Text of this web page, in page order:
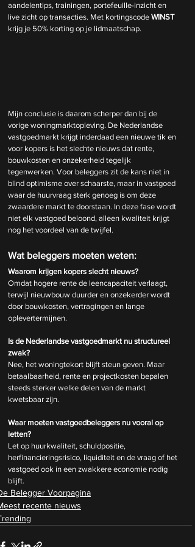
aandelentips, trainingen, portefeuille-inzicht en
live zicht op transacties. Met kortingscode WINST
krijg je 50% korting op je lidmaatschap.
Mijn conclusie is daarom scherper dan bij de
vorige woningmarktopleving. De Nederlandse
vastgoedmarkt krijgt inderdaad een nieuwe tik en
voor kopers is het slechte nieuws dat rente,
bouwkosten en onzekerheid tegelijk
tegenwerken. Voor beleggers zit de kans niet in
blind optimisme over schaarste, maar in vastgoed
waar de huurvraag sterk genoeg is om deze
zwaardere markt te doorstaan. In deze fase wordt
niet elk vastgoed beloond, alleen kwaliteit krijgt
nog het voordeel van de twijfel.
Wat beleggers moeten weten:
Waarom krijgen kopers slecht nieuws?
Omdat hogere rente de leencapaciteit verlaagt,
terwijl nieuwbouw duurder en onzekerder wordt
door bouwkosten, vertragingen en lange
oplevertermijnen.
Is de Nederlandse vastgoedmarkt nu structureel
zwak?
Nee, het woningtekort blijft steun geven. Maar
betaalbaarheid, rente en projectkosten bepalen
steeds sterker welke delen van de markt
kwetsbaar zijn.
Waar moeten vastgoedbeleggers nu vooral op
letten?
Let op huurkwaliteit, schuldpositie,
herfinancieringsrisico, liquiditeit en de vraag of het
vastgoed ook in een zwakkere economie nodig
blijft.
Belegger Voorpagina
recente nieuws